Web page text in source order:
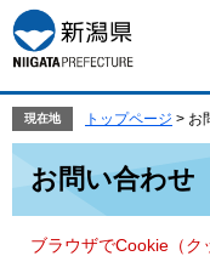
ー
ジ
の
頭
す。
ニ
ュ
ー
飛
て
現在地 トップページ > お
お問い合わせ
ブラウザでCookie（ク